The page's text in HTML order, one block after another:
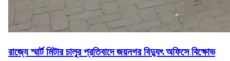
রাজ্যে স্মার্ট মিটার চালুর প্রতিবাদে জয়নগর বিদ্যুৎ অফিসে বিক্ষোভ